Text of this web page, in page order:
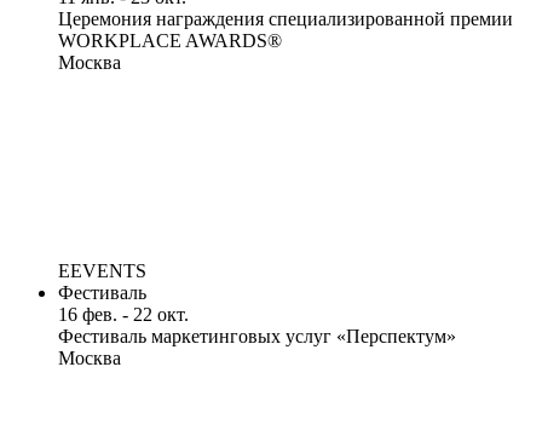
Церемония награждения специализированной премии
WORKPLACE AWARDS®
Москва
EEVENTS
Фестиваль
16 фев. - 22 окт.
Фестиваль маркетинговых услуг «Перспектум»
Москва